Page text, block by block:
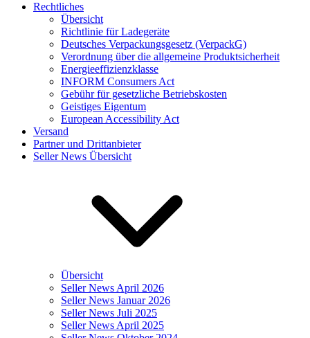
Rechtliches
Übersicht
Richtlinie für Ladegeräte
Deutsches Verpackungsgesetz (VerpackG)
Verordnung über die allgemeine Produktsicherheit
Energieeffizienzklasse
INFORM Consumers Act
Gebühr für gesetzliche Betriebskosten
Geistiges Eigentum
European Accessibility Act
Versand
Partner und Drittanbieter
Seller News Übersicht
Übersicht
Seller News April 2026
Seller News Januar 2026
Seller News Juli 2025
Seller News April 2025